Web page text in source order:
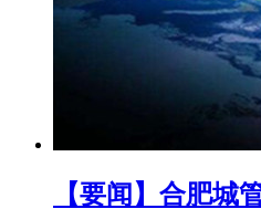
【要闻】合肥城